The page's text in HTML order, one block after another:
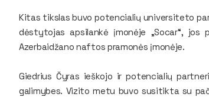
Kitas tikslas buvo potencialių universiteto
dėstytojas apsilankė įmonėje „Socar“, jos
Azerbaidžano naftos pramonės įmonėje.
Giedrius Čyras ieškojo ir potencialių
galimybes. Vizito metu buvo susitikta su